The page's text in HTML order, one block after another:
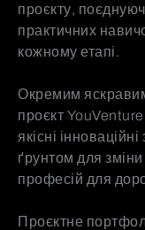
проєкту,
практичних
кожному етапі.
Окремим
проєкт
якісні
ґрунтом для зміни
професій для
Проєктне